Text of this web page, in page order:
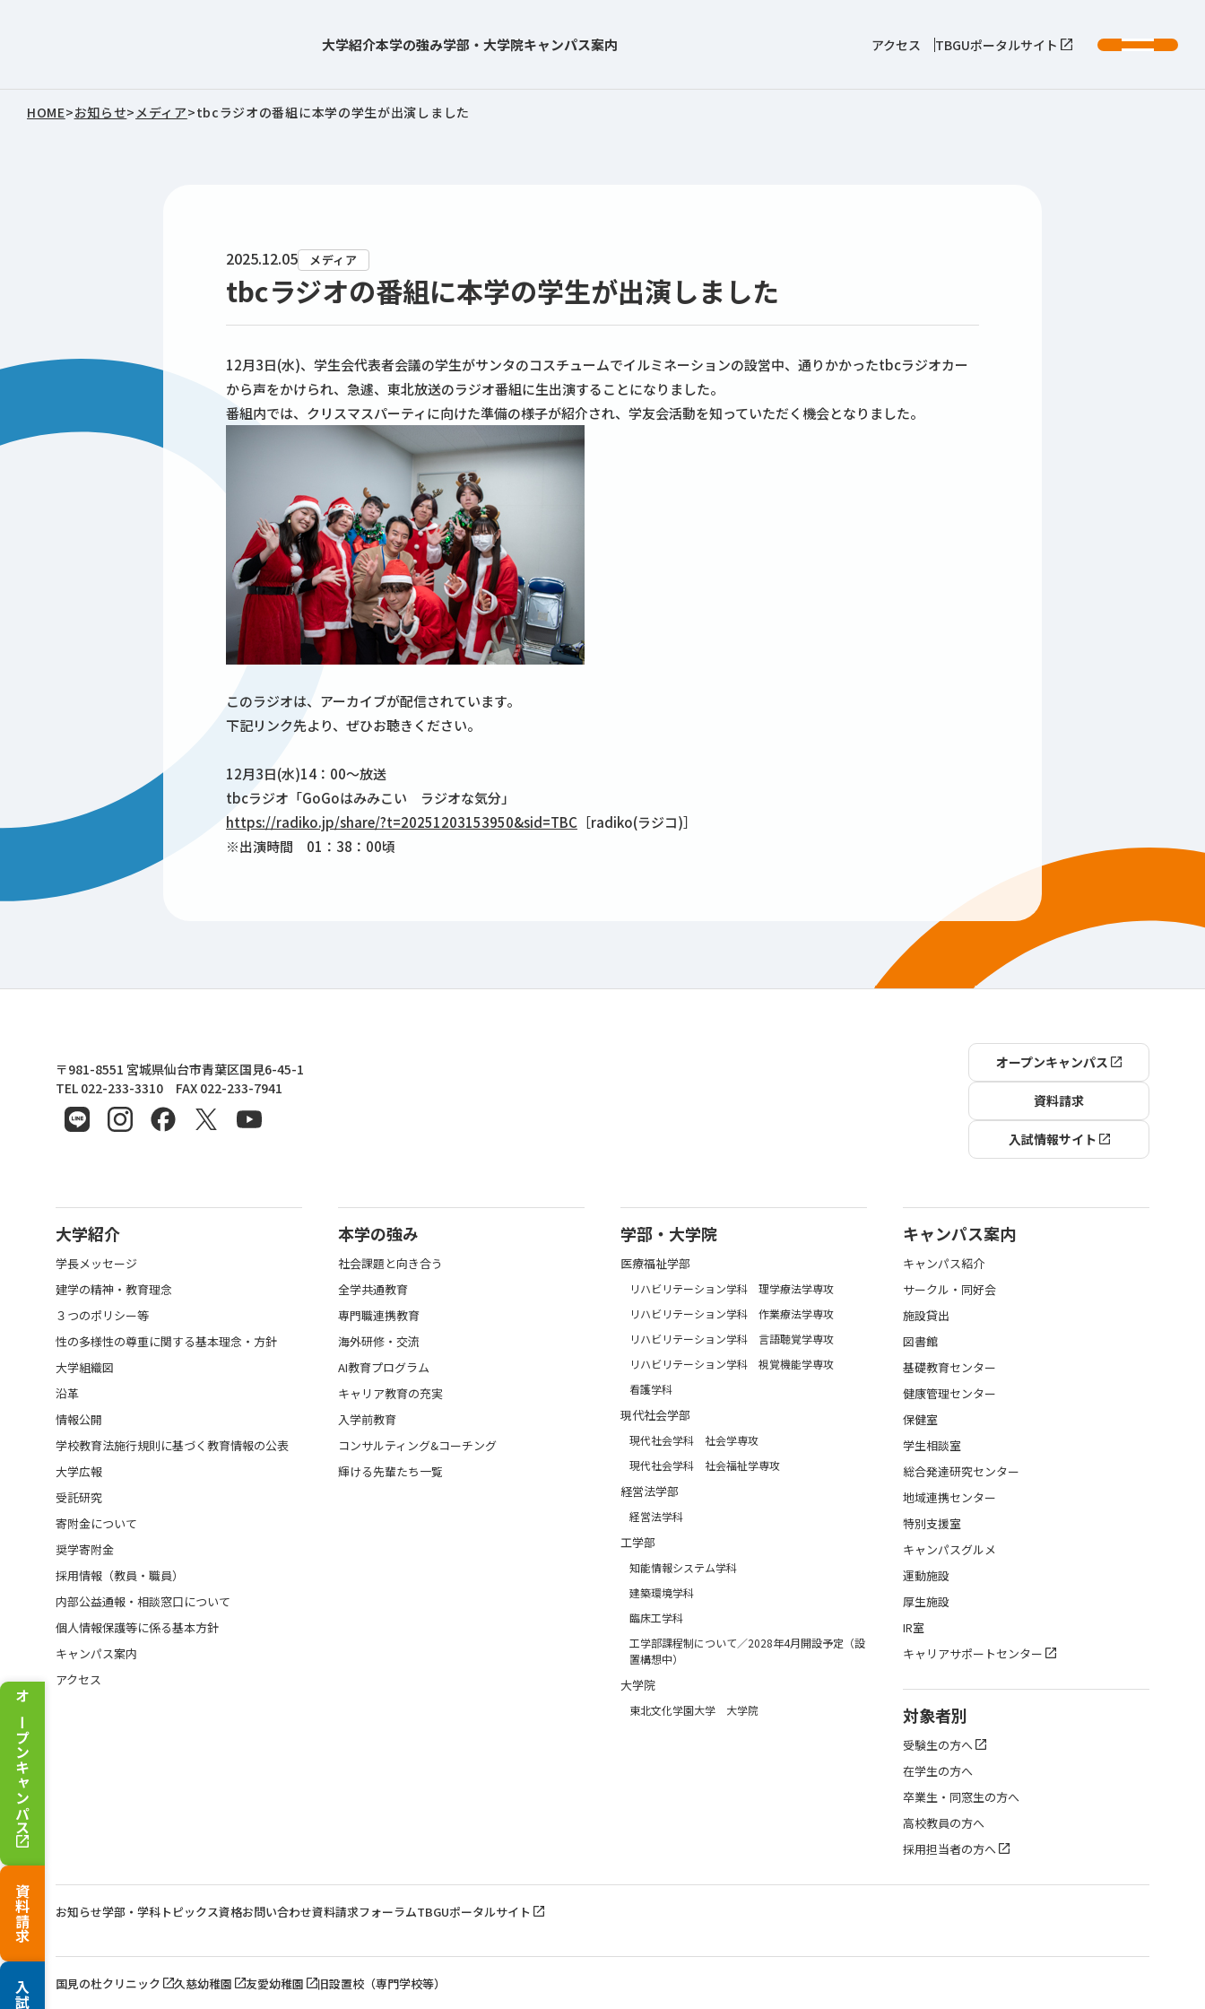
オープンキャンパス
資料請求
大学紹介本学の強み学部・大学院キャンパス案内 アクセス TBGUポータルサイト
HOME>お知らせ> メディア>tbcラジオの番組に本学の学生が出演しました
2025.12.05 メディア
tbcラジオの番組に本学の学生が出演しました
12月3日(水)、学生会代表者会議の学生がサンタのコスチュームでイルミネーションの設営中、通りかかったtbcラジオカー
から声をかけられ、急遽、東北放送のラジオ番組に生出演することになりました。
番組内では、クリスマスパーティに向けた準備の様子が紹介され、学友会活動を知っていただく機会となりました。
このラジオは、アーカイブが配信されています。
下記リンク先より、ぜひお聴きください。
12月3日(水)14：00～放送
tbcラジオ「GoGoはみみこい ラジオな気分」
https://radiko.jp/share/?t=20251203153950&sid=TBC ［radiko(ラジコ)］
※出演時間 01：38：00頃
東北文化学園大学
〒981-8551 宮城県仙台市青葉区国見6-45-1
TEL 022-233-3310 FAX 022-233-7941
オープンキャンパス
資料請求
入試情報サイト
大学紹介
学長メッセージ
建学の精神・教育理念
３つのポリシー等
性の多様性の尊重に関する基本理念・方針
大学組織図
沿革
情報公開
学校教育法施行規則に基づく教育情報の公表
大学広報
受託研究
寄附金について
奨学寄附金
採用情報（教員・職員）
内部公益通報・相談窓口について
個人情報保護等に係る基本方針
キャンパス案内
アクセス
本学の強み
社会課題と向き合う
全学共通教育
専門職連携教育
海外研修・交流
AI教育プログラム
キャリア教育の充実
入学前教育
コンサルティング&コーチング
輝ける先輩たち一覧
学部・大学院
医療福祉学部
リハビリテーション学科 理学療法学専攻
リハビリテーション学科 作業療法学専攻
リハビリテーション学科 言語聴覚学専攻
リハビリテーション学科 視覚機能学専攻
看護学科
現代社会学部
現代社会学科 社会学専攻
現代社会学科 社会福祉学専攻
経営法学部
経営法学科
工学部
知能情報システム学科
建築環境学科
臨床工学科
工学部課程制について／2028年4月開設予定（設
置構想中）
大学院
東北文化学園大学 大学院
キャンパス案内
キャンパス紹介
サークル・同好会
施設貸出
図書館
基礎教育センター
健康管理センター
保健室
学生相談室
総合発達研究センター
地域連携センター
特別支援室
キャンパスグルメ
運動施設
厚生施設
IR室
キャリアサポートセンター
対象者別
受験生の方へ
在学生の方へ
卒業生・同窓生の方へ
高校教員の方へ
採用担当者の方へ
お知らせ学部・学科トピックス資格お問い合わせ資料請求フォーラムTBGUポータルサイト
国見の杜クリニック 久慈幼稚園 友愛幼稚園 旧設置校（専門学校等）